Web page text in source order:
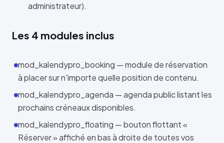
administrateur).
Les 4 modules inclus
mod_kalendypro_booking — module de réservation
à placer sur n'importe quelle position de contenu.
mod_kalendypro_agenda — agenda public listant les
prochains créneaux disponibles.
mod_kalendypro_floating — bouton flottant «
Réserver » affiché en bas à droite de toutes vos